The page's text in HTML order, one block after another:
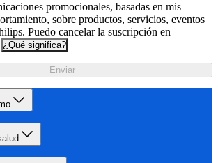
promocionales, basadas en mis
sobre productos, servicios, eventos
Puedo cancelar la suscripción en
¿Qué significa?
Enviar